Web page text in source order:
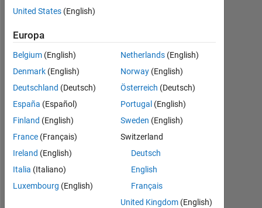
2023
Followers:
2
Following:
0
Follow
Programming
Languages:
Python,
United States (English)
Europa
Belgium (English)
Denmark (English)
Deutschland (Deutsch)
España (Español)
Finland (English)
France (Français)
Ireland (English)
Italia (Italiano)
Luxembourg (English)
Netherlands (English)
Norway (English)
Österreich (Deutsch)
Portugal (English)
Sweden (English)
Switzerland
Deutsch
English
Français
United Kingdom (English)